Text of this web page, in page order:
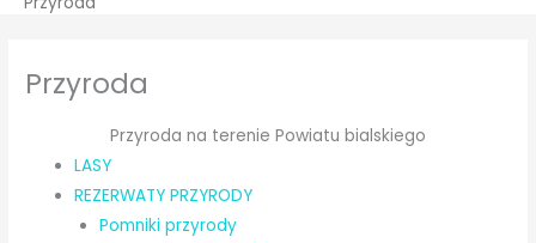
Przyroda
Przyroda na terenie Powiatu bialskiego
LASY
REZERWATY PRZYRODY
Pomniki przyrody